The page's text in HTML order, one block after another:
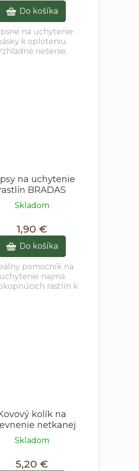
Do košíka
na uchytenie
k oploteniu.
riešenie.
na uchytenie
BRADAS
8x5,5cm - 10ks
Skladom
1,90 €
Do košíka
pomocník na
uchytenie najmä
rastlín k
kolík na
netkanej
3 cm / 15 cm -
50 ks
Skladom
5,20 €